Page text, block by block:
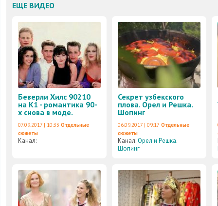
ЕЩЕ ВИДЕО
Беверли Хилc 90210
на К1 - романтика 90-
х снова в моде.
07.09.2017 | 10:33 Отдельные
сюжеты
Канал:
Секрет узбекского
плова. Орел и Решка.
Шопинг
06.09.2017 | 09:17 Отдельные
сюжеты
Канал:Орел и Решка.
Шопинг